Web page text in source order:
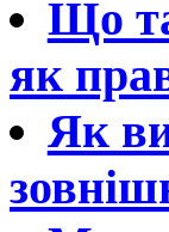
Що
як
Як